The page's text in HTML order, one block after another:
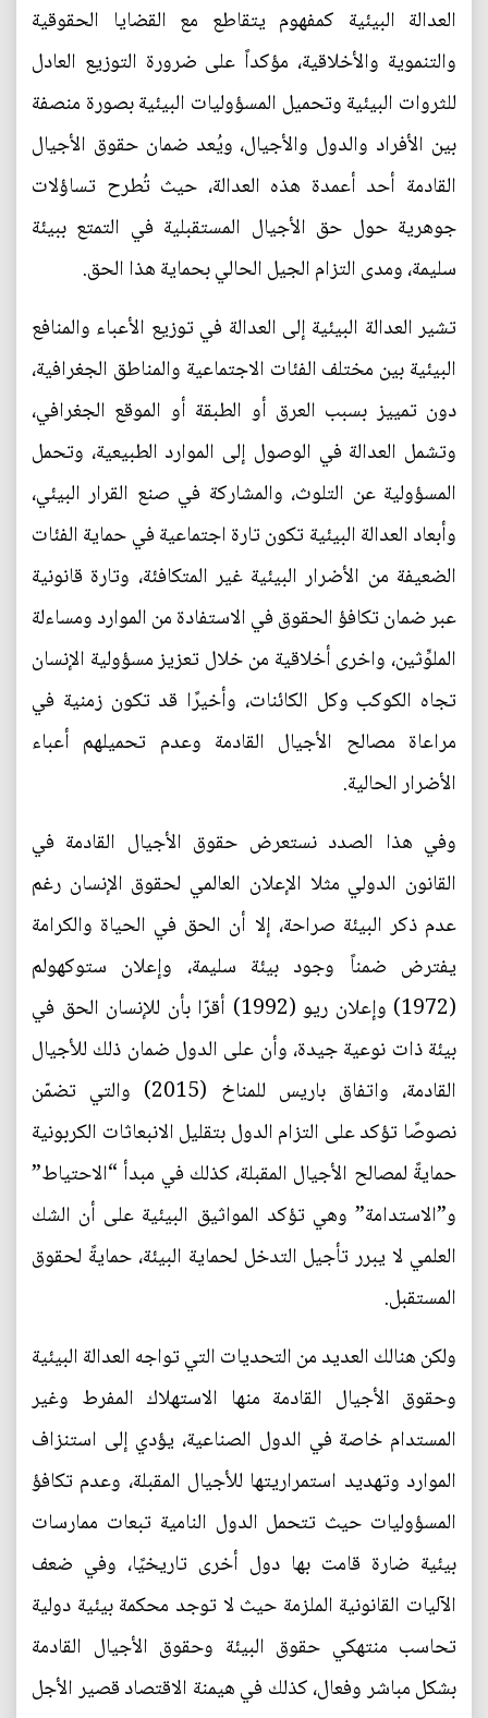
العدالة البيئية كمفهوم يتقاطع مع القضايا الحقوقية
والتنموية والأخلاقية، مؤكداً على ضرورة التوزيع العادل
للثروات البيئية وتحميل المسؤوليات البيئية بصورة منصفة
بين الأفراد والدول والأجيال، ويُعد ضمان حقوق الأجيال
القادمة أحد أعمدة هذه العدالة، حيث تُطرح تساؤلات
جوهرية حول حق الأجيال المستقبلية في التمتع ببيئة
سليمة، ومدى التزام الجيل الحالي بحماية هذا الحق.
تشير العدالة البيئية إلى العدالة في توزيع الأعباء والمنافع
البيئية بين مختلف الفئات الاجتماعية والمناطق الجغرافية،
دون تمييز بسبب العرق أو الطبقة أو الموقع الجغرافي،
وتشمل العدالة في الوصول إلى الموارد الطبيعية، وتحمل
المسؤولية عن التلوث، والمشاركة في صنع القرار البيئي،
وأبعاد العدالة البيئية تكون تارة اجتماعية في حماية الفئات
الضعيفة من الأضرار البيئية غير المتكافئة، وتارة قانونية
عبر ضمان تكافؤ الحقوق في الاستفادة من الموارد ومساءلة
الملوِّثين، واخرى أخلاقية من خلال تعزيز مسؤولية الإنسان
تجاه الكوكب وكل الكائنات، وأخيرًا قد تكون زمنية في
مراعاة مصالح الأجيال القادمة وعدم تحميلهم أعباء
الأضرار الحالية.
وفي هذا الصدد نستعرض حقوق الأجيال القادمة في
القانون الدولي مثلا الإعلان العالمي لحقوق الإنسان رغم
عدم ذكر البيئة صراحة، إلا أن الحق في الحياة والكرامة
يفترض ضمناً وجود بيئة سليمة، وإعلان ستوكهولم
(1972) وإعلان ريو (1992) أقرّا بأن للإنسان الحق في
بيئة ذات نوعية جيدة، وأن على الدول ضمان ذلك للأجيال
القادمة، واتفاق باريس للمناخ (2015) والتي تضمّن
نصوصًا تؤكد على التزام الدول بتقليل الانبعاثات الكربونية
حمايةً لمصالح الأجيال المقبلة، كذلك في مبدأ “الاحتياط”
و”الاستدامة” وهي تؤكد المواثيق البيئية على أن الشك
العلمي لا يبرر تأجيل التدخل لحماية البيئة، حمايةً لحقوق
المستقبل.
ولكن هنالك العديد من التحديات التي تواجه العدالة البيئية
وحقوق الأجيال القادمة منها الاستهلاك المفرط وغير
المستدام خاصة في الدول الصناعية، يؤدي إلى استنزاف
الموارد وتهديد استمراريتها للأجيال المقبلة، وعدم تكافؤ
المسؤوليات حيث تتحمل الدول النامية تبعات ممارسات
بيئية ضارة قامت بها دول أخرى تاريخيًا، وفي ضعف
الآليات القانونية الملزمة حيث لا توجد محكمة بيئية دولية
تحاسب منتهكي حقوق البيئة وحقوق الأجيال القادمة
بشكل مباشر وفعال، كذلك في هيمنة الاقتصاد قصير الأجل